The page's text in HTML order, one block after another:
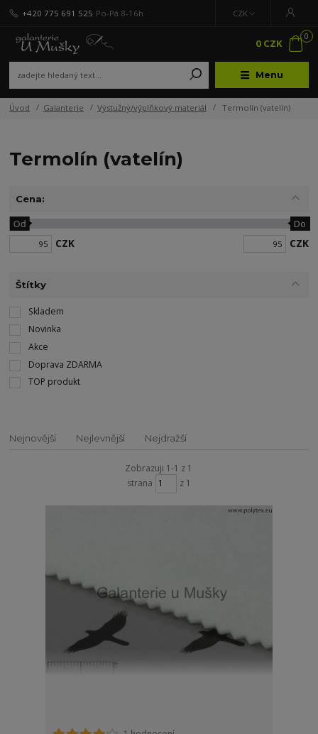
Menu
CZK
+420 775 691 525 Po-Pá 8-16h
0
0 CZK
Úvod Galanterie Výstužný/výplňkový materiál Termolín (vatelín)
Termolín (vatelín)
Cena:
CZK
Od Do
CZK
Štítky
Skladem
Novinka
Akce
Doprava ZDARMA
TOP produkt
Nejnovější Nejlevnější Nejdražší
Zobrazuji 1-1 z 1
strana
z 1